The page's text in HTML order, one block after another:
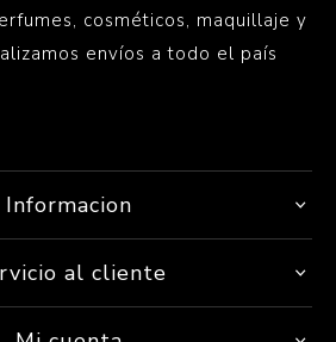
cosméticos, maquillaje y
envíos a todo el país
Informacion
al cliente